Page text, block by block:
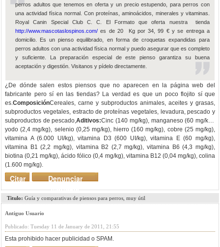
perros adultos que tenemos en oferta y un precio estupendo, para perros con
una actividad física normal. Con proteínas, aminoácidos, minerales y vitaminas.
Royal Canin Special Club C. C. El Formato que oferta nuestra tienda
http://www.mascotaslospinos.com/ es de 20 Kg por 34, 99 € y se entrega a
domicilio. Es un pienso equilibrado, en forma de croquetas expandidas para
perros adultos con una actividad física normal y puedo asegurar que es completo
y suficiente. La preparación especial de este pienso garantiza su buena
aceptación y digestión. Visitanos y pídelo directamente.
¿De dónde salen estos piensos que no aparecen en la página web del
fabricante pero sí en las tiendas? La verdad es que un poco flojito sí que
es.ComposiciónCereales, carne y subproductos animales, aceites y grasas,
subproductos vegetales, estracto de proteínas vegetales, levadura, pescado y
subproductos de pescado,Aditivos:Cinc (140 mg/kg), manganeso (60 mg/kg),
yodo (2,4 mg/kg), selenio (0,25 mg/kg), hierro (160 mg/kg), cobre (25 mg/kg),
vitamina A (6.000 UI/kg), vitamina D3 (600 UI/kg), vitamina E (60 mg/kg),
vitamina B1 (2,2 mg/kg), vitamina B2 (2,7 mg/kg), vitamina B6 (4,3 mg/kg),
biotina (0,21 mg/kg), ácido fólico (0,4 mg/kg), vitamina B12 (0,04 mg/kg), colina
(1.600 mg/kg).
Denunciar
mensaje
Citar
Titulo: Guía y comparativas de piensos para perros, muy útil
Antiguo Usuario
Publicado: Tuesday 11 de January de 2011, 21:55
Esta prohibido hacer publicidad o SPAM.